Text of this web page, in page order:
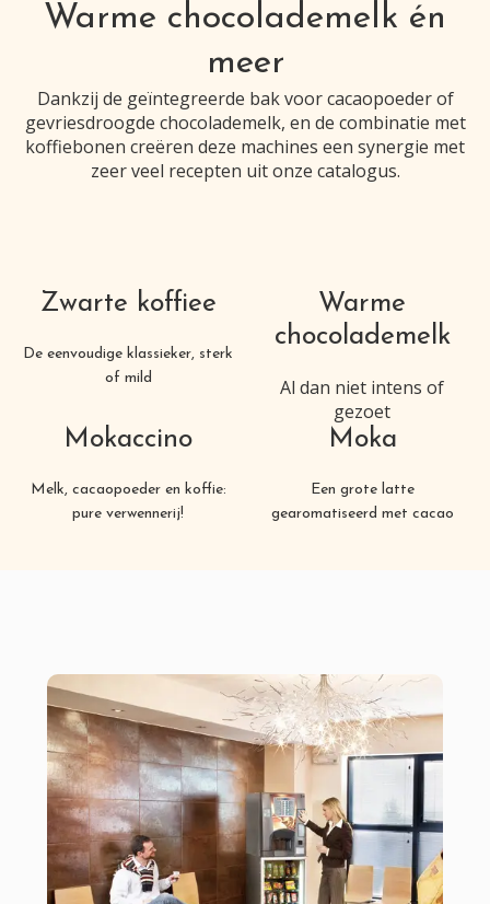
Warme chocolademelk én
meer
Dankzij de geïntegreerde bak voor cacaopoeder of
gevriesdroogde chocolademelk, en de combinatie met
koffiebonen creëren deze machines een synergie met
zeer veel recepten uit onze catalogus.
Zwarte koffiee
De eenvoudige klassieker, sterk
of mild
Warme
chocolademelk
Al dan niet intens of
gezoet
Mokaccino
Melk, cacaopoeder en koffie:
pure verwennerij!
Moka
Een grote latte
gearomatiseerd met cacao